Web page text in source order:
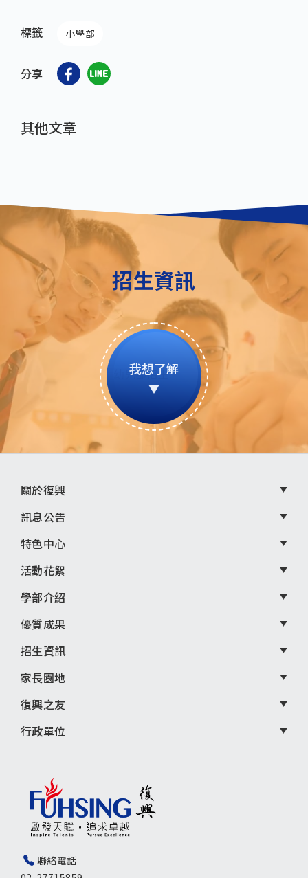
標籤 小學部
分享
其他文章
招生資訊
我想了解
聯絡電話
頁
尾
選
單
關於復興
訊息公告
特色中心
活動花絮
學部介紹
優質成果
招生資訊
家長園地
復興之友
行政單位